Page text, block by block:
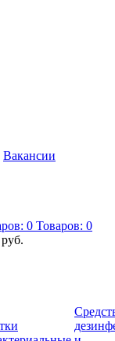
Вакансии
0 Товаров: 0